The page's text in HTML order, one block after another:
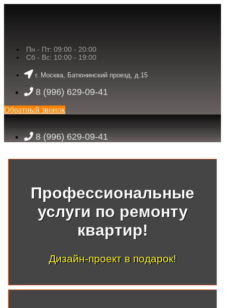
Пн - Пт: 09:00 - 20:00
Сб - Вс: 10:00 - 19:00
г. Москва, Батюнинский проезд, д.15
8 (996) 629-09-41
Обратный звонок
8 (996) 629-09-41
Профессиональные
услуги по ремонту
квартир!
Дизайн-проект в подарок!